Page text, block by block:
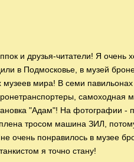
и друзья-читатели! Я очень
в Подмосковье, в музей
музеев мира! В семи
самоходная
"Адам"! На фотографии -
тросом машина ЗИЛ,
очень понравилось в музее
я точно стану!